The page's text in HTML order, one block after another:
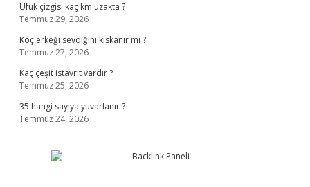
Ufuk çizgisi kaç km uzakta ?
Temmuz 29, 2026
Koç erkeği sevdiğini kıskanır mı ?
Temmuz 27, 2026
Kaç çeşit istavrit vardır ?
Temmuz 25, 2026
35 hangi sayıya yuvarlanır ?
Temmuz 24, 2026